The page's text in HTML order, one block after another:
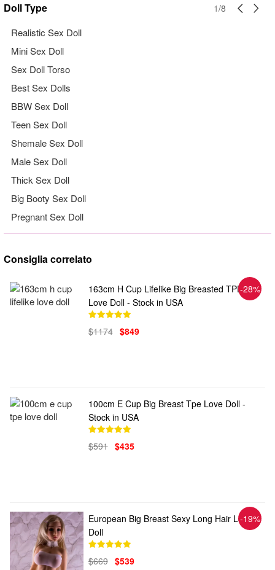
Doll Type 1/8
Realistic Sex Doll
Mini Sex Doll
Sex Doll Torso
Best Sex Dolls
BBW Sex Doll
Teen Sex Doll
Shemale Sex Doll
Male Sex Doll
Thick Sex Doll
Big Booty Sex Doll
Pregnant Sex Doll
Consiglia correlato
-28%
163cm H Cup Lifelike Big Breasted TPE
Love Doll - Stock in USA
$1174 $849
100cm E Cup Big Breast Tpe Love Doll -
Stock in USA
$591 $435
-19%
European Big Breast Sexy Long Hair Love
Doll
$669 $539